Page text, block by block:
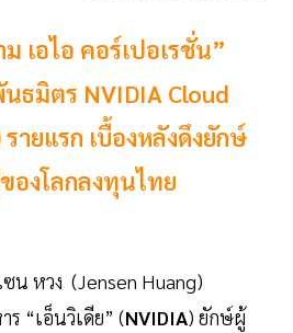
เอไอ คอร์เปอเรชั่น”
ธมิตร NVIDIA Cloud
ายแรก เบื้องหลังดึงยักษ์
องโลกลงทุนไทย
น หวง (Jensen Huang)
“เอ็นวิเดีย” (NVIDIA) ยักษ์ผู้